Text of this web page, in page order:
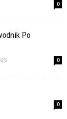
0
Po
0
0